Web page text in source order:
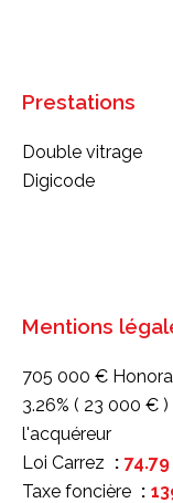
Prestations
Double vitrage
Digicode
Mentions
705 000 €
3.26% ( 23 000 €
l'acquéreur
Loi Carrez
Taxe foncière